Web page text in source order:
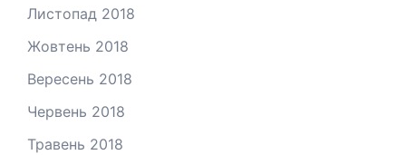
Листопад 2018
Жовтень 2018
Вересень 2018
Червень 2018
Травень 2018